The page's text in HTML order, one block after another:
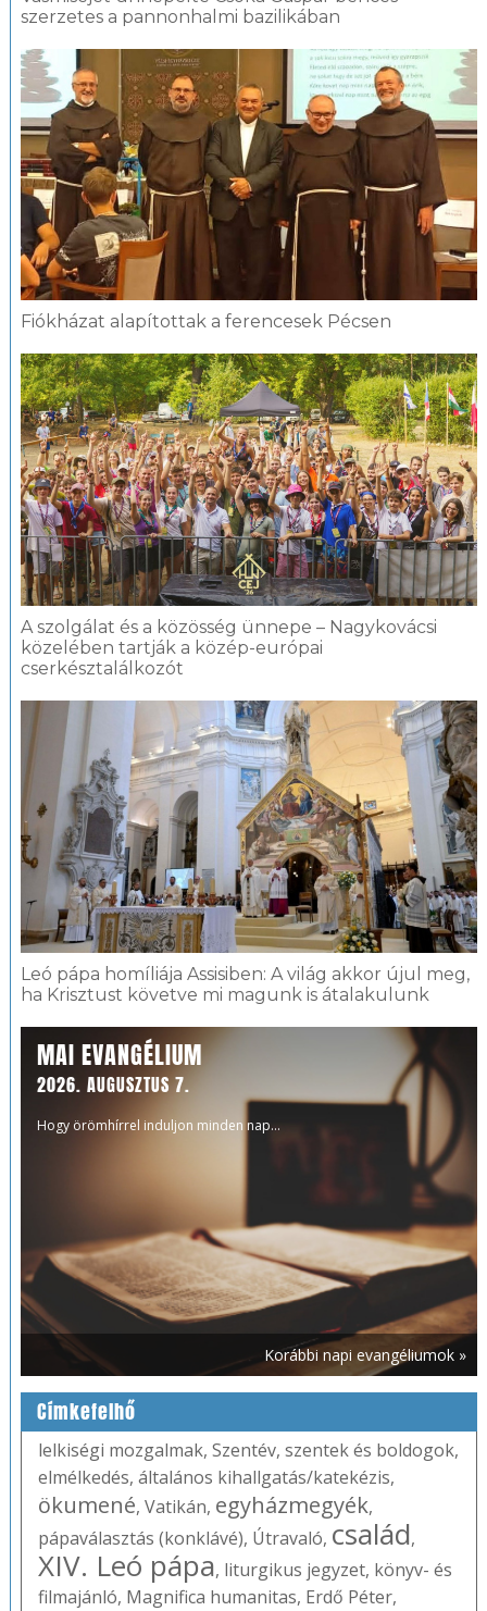
szerzetes a pannonhalmi bazilikában
Fiókházat alapítottak a ferencesek Pécsen
A szolgálat és a közösség ünnepe – Nagykovácsi
közelében tartják a közép-európai
cserkésztalálkozót
Leó pápa homíliája Assisiben: A világ akkor újul meg,
ha Krisztust követve mi magunk is átalakulunk
MAI EVANGÉLIUM
2026. AUGUSZTUS 7.
Hogy örömhírrel induljon minden nap...
Korábbi napi evangéliumok »
Címkefelhő
lelkiségi mozgalmak, Szentév, szentek és boldogok,
elmélkedés, általános kihallgatás/katekézis,
ökumené, Vatikán, egyházmegyék,
pápaválasztás (konklávé), Útravaló, család,
XIV. Leó pápa, liturgikus jegyzet, könyv- és
filmajánló, Magnifica humanitas, Erdő Péter,